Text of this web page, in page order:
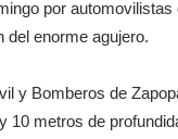
por
del enorme agujero.
y Bomberos de
metros de